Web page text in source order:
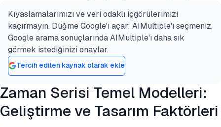
Kıyaslamalarımızı ve veri odaklı içgörülerimizi
kaçırmayın. Düğme Google'ı açar; AIMultiple'ı seçmeniz,
Google arama sonuçlarında AIMultiple'ı daha sık
görmek istediğinizi onaylar.
Tercih edilen kaynak olarak ekle
Zaman Serisi Temel Modelleri:
Geliştirme ve Tasarım Faktörleri